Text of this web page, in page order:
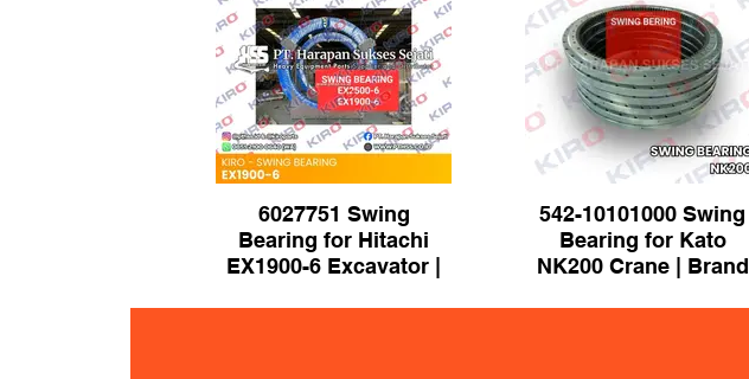
6027751 Swing
Bearing for Hitachi
EX1900-6 Excavator |
542-10101000 Swing
Bearing for Kato
NK200 Crane | Brand